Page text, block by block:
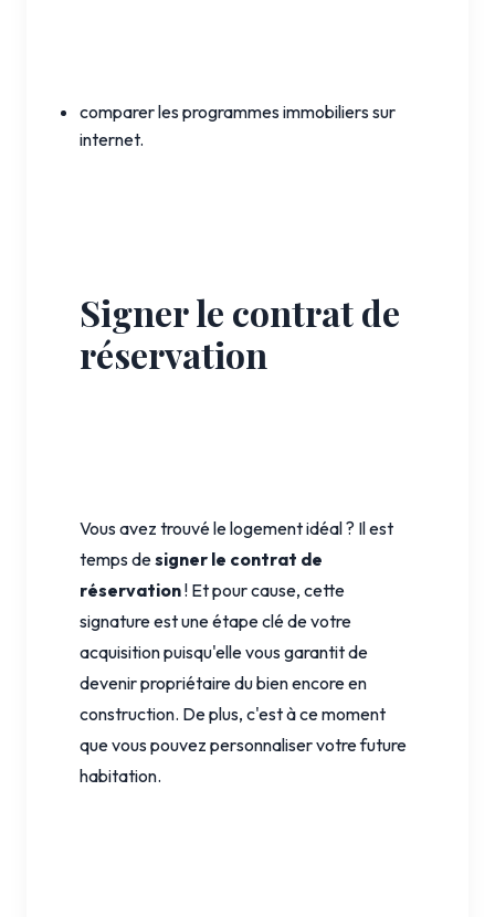
comparer les programmes immobiliers sur
internet.
Signer le contrat de
réservation
Vous avez trouvé le logement idéal ? Il est
temps designer le contrat de
réservation! Et pour cause, cette
signature est une étape clé de votre
acquisition puisqu'elle vous garantit de
devenir propriétaire du bien encore en
construction. De plus, c'est à ce moment
que vous pouvez personnaliser votre future
habitation.